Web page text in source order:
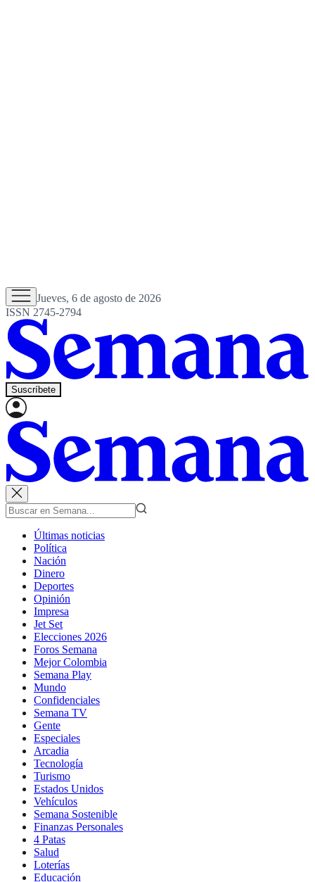
Jueves, 6 de agosto de 2026
ISSN 2745-2794
Suscríbete
Últimas noticias
Política
Nación
Dinero
Deportes
Opinión
Impresa
Jet Set
Elecciones 2026
Foros Semana
Mejor Colombia
Semana Play
Mundo
Confidenciales
Semana TV
Gente
Especiales
Arcadia
Tecnología
Turismo
Estados Unidos
Vehículos
Semana Sostenible
Finanzas Personales
4 Patas
Salud
Loterías
Educación